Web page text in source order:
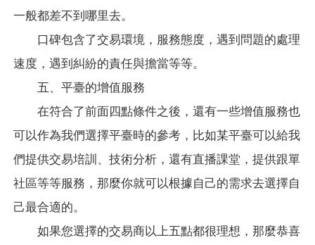
一般都差不到哪里去。
口碑包含了交易環境，服務態度，遇到問題的處理
速度，遇到糾紛的責任與擔當等等。
五、平臺的增值服務
在符合了前面四點條件之後，還有一些增值服務也
可以作為我們選擇平臺時的參考，比如某平臺可以給我
們提供交易培訓、技術分析，還有直播課堂，提供跟單
社區等等服務，那麼你就可以根據自己的需求去選擇自
己最合適的。
如果您選擇的交易商以上五點都很理想，那麼恭喜